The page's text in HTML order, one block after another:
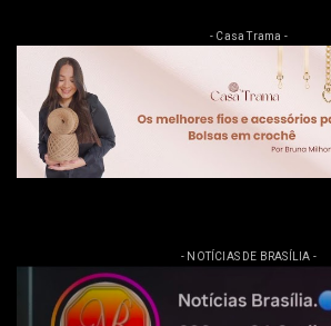
- Casa Trama -
- NOTÍCIAS DE BRASÍLIA -